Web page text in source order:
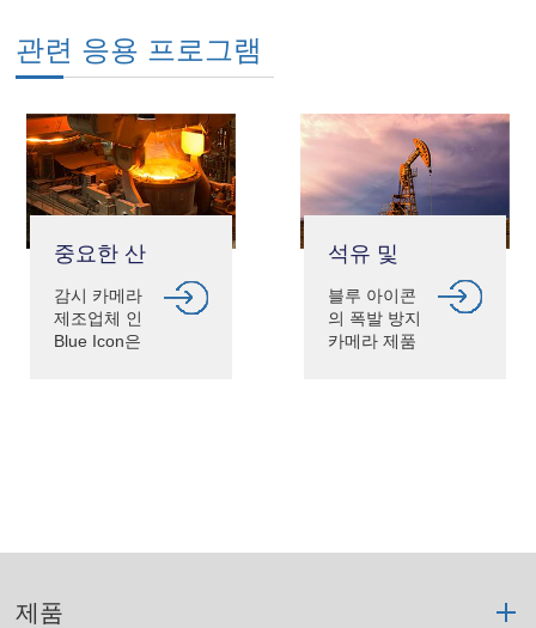
관련 응용 프로그램
중요한 산
업 인프라
감시 카메라
제조업체 인
Blue Icon은
석유 및
가스
블루 아이콘
의 폭발 방지
카메라 제품
제품